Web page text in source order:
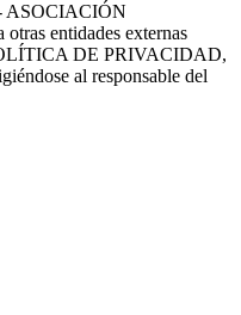
ASOCIACIÓN
entidades externas
DE PRIVACIDAD,
al responsable del